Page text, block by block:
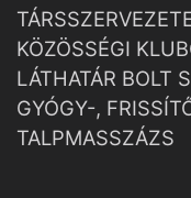
KÖZÖSSÉGI
LÁTHATÁR BOLT
GYÓGY-,
TALPMASSZÁZS